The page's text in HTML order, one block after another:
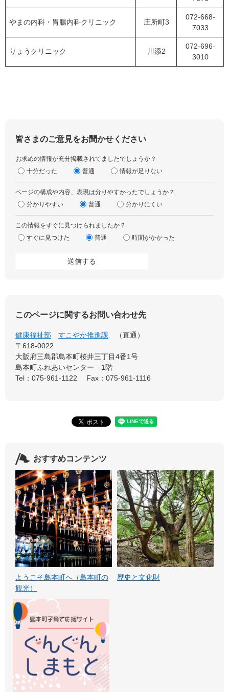
やまの内科・胃腸内科クリニック 庄所町3
072-668-
7033
りょうクリニック 川添2
072-696-
3010
皆さまのご意見をお聞かせください
お求めの情報が充分掲載されてましたでしょうか？
十分だった
普通 情報が足りない
ページの構成や内容、表現は分りやすかったでしょうか？
分かりやすい
普通 分かりにくい
この情報をすぐに見つけられましたか？
すぐに見つけた
普通 時間がかかった
このページに関するお問い合わせ先
健康福祉部 すこやか推進課
直通
〒618-0022
大阪府三島郡島本町桜井三丁目4番1号
島本町ふれあいセンター 1階
Tel：075-961-1122
Fax：075-961-1116
おすすめコンテンツ
ようこそ島本町へ（島本町の
観光）
歴史と文化財